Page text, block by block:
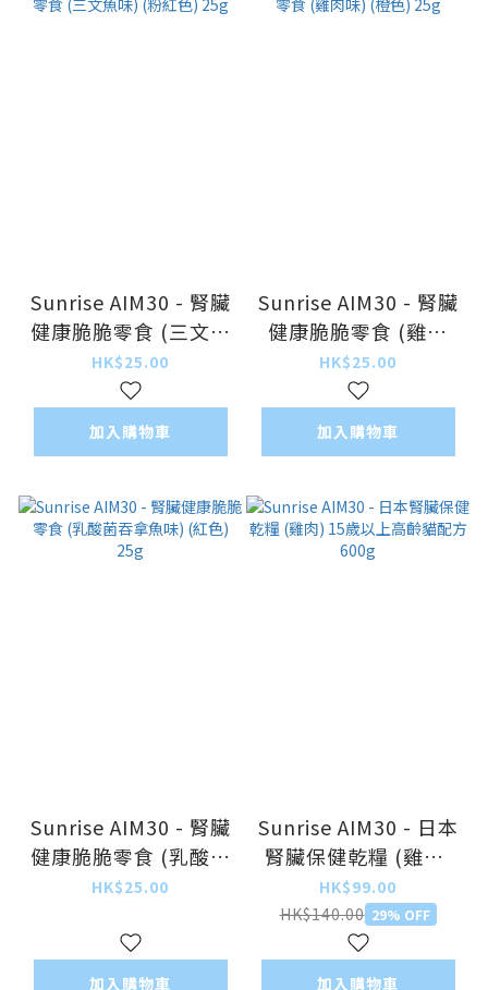
Sunrise AIM30 - 腎臟
健康脆脆零食 (三文魚
味) (粉紅色) 25g
HK$25.00
加入購物車
Sunrise AIM30 - 腎臟
健康脆脆零食 (雞肉
味) (橙色) 25g
HK$25.00
加入購物車
Sunrise AIM30 - 腎臟
健康脆脆零食 (乳酸菌
吞拿魚味) (紅色) 25g
HK$25.00
加入購物車
Sunrise AIM30 - 日本
腎臟保健乾糧 (雞肉)
15歲以上高齡貓配方
600g
HK$99.00
HK$140.00 29% OFF
加入購物車